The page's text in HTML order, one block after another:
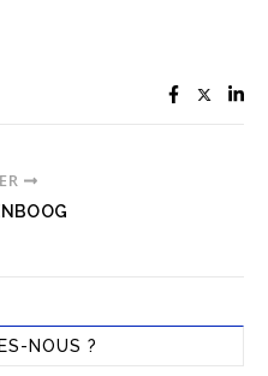
NOUS ?